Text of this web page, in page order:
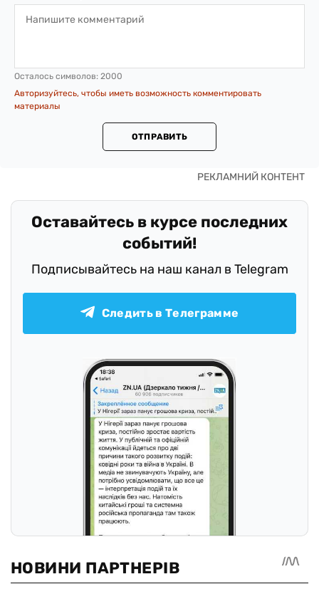
Осталось символов: 2000
Авторизуйтесь, чтобы иметь возможность комментировать
материалы
ОТПРАВИТЬ
Оставайтесь в курсе последних
событий!
Подписывайтесь на наш канал в Telegram
Следить в Телеграмме